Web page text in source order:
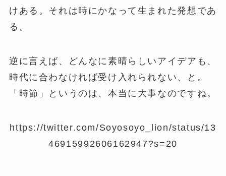
けある。それは時にかなって生まれた発想であ
る。
逆に言えば、どんなに素晴らしいアイデアも、
時代に合わなければ受け入れられない、と。
「時節」というのは、本当に大事なのですね。
https://twitter.com/Soyosoyo_lion/status/13
46915992606162947?s=20